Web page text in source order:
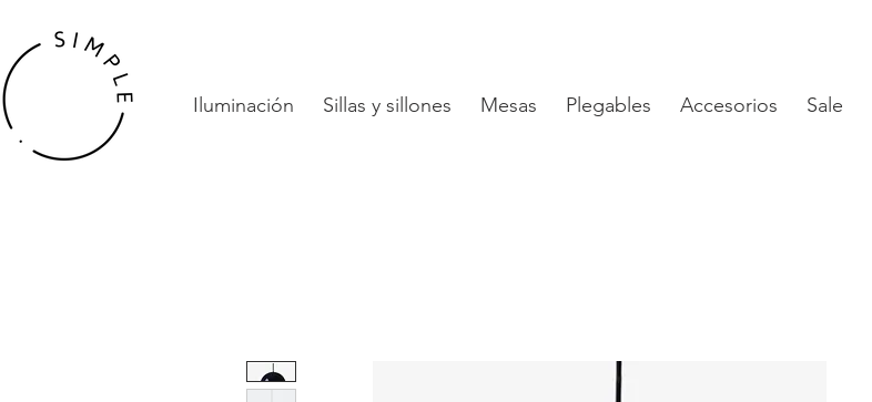
Iluminación Sillas y sillones Mesas Plegables Accesorios Sale